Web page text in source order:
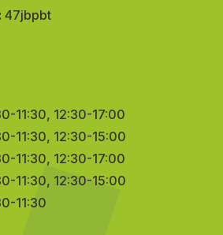
47jbpbt
11:30, 12:30-17:00
11:30, 12:30-15:00
11:30, 12:30-17:00
11:30, 12:30-15:00
11:30